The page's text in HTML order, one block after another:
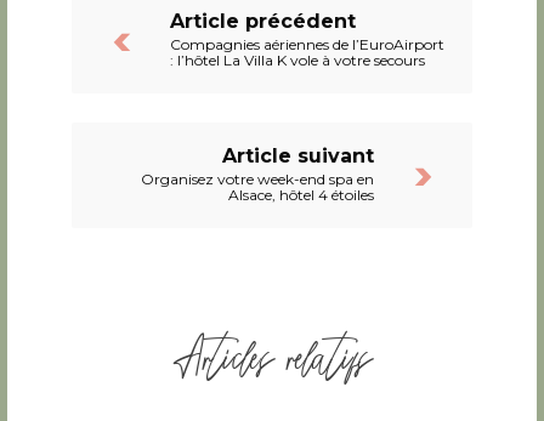
Article précédent
Compagnies aériennes de l’EuroAirport
: l’hôtel La Villa K vole à votre secours
Article suivant
Organisez votre week-end spa en
Alsace, hôtel 4 étoiles
Articles relatifs